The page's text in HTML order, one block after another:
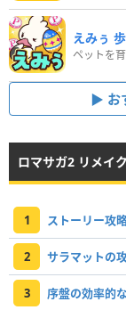
えみぅ
お
ロマサガ2 リメイ
1 ストーリー攻
2 サラマットの
3 序盤の効率的